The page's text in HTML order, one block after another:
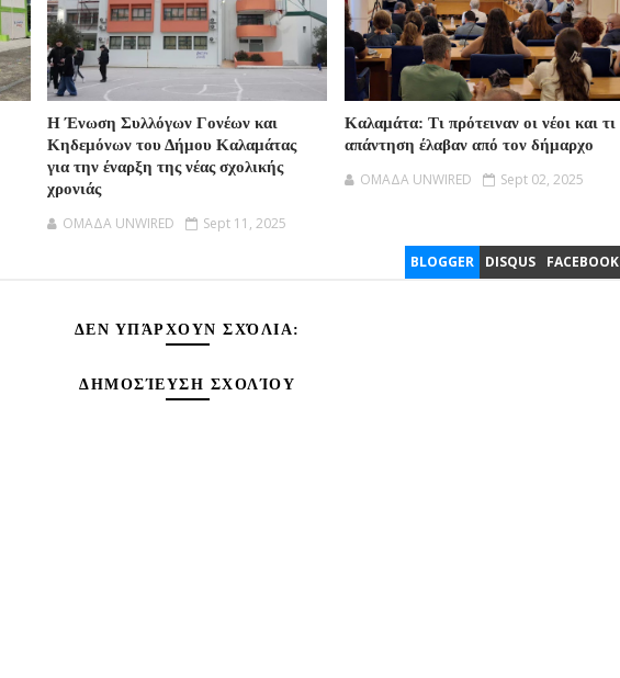
H Ένωση Συλλόγων Γονέων και
Κηδεμόνων του Δήμου Καλαμάτας
για την έναρξη της νέας σχολικής
χρονιάς
OMAΔΑ UNWIRED Sept 11, 2025
Καλαμάτα: Τι πρότειναν οι νέοι και τι
απάντηση έλαβαν από τον δήμαρχο
OMAΔΑ UNWIRED Sept 02, 2025
BLOGGER DISQUS FACEBOOK
ΔΕΝ ΥΠΆΡΧΟΥΝ ΣΧΌΛΙΑ:
ΔΗΜΟΣΊΕΥΣΗ ΣΧΟΛΊΟΥ